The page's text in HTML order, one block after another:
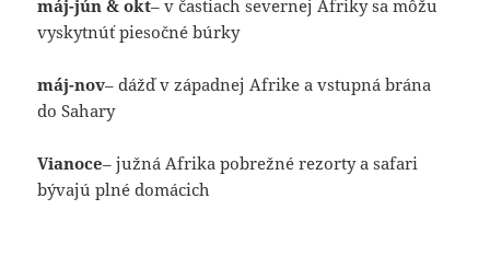
máj-jún & okt– v častiach severnej Afriky sa môžu
vyskytnúť piesočné búrky
máj-nov– dážď v západnej Afrike a vstupná brána
do Sahary
Vianoce– južná Afrika pobrežné rezorty a safari
bývajú plné domácich